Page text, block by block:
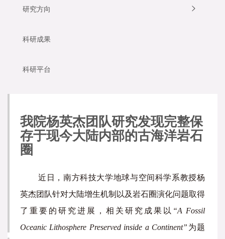
研究方向
科研成果
科研平台
我院杨英杰团队研究发现完整保
存于现今大陆内部的古海洋岩石
圈
近日，南方科技大学地球与空间科学系教授杨
英杰团队针对大陆增生机制以及岩石圈演化问题取得
了重要的研究进展，相关研究成果以 “A Fossil
Oceanic Lithosphere Preserved inside a Continent” 为题